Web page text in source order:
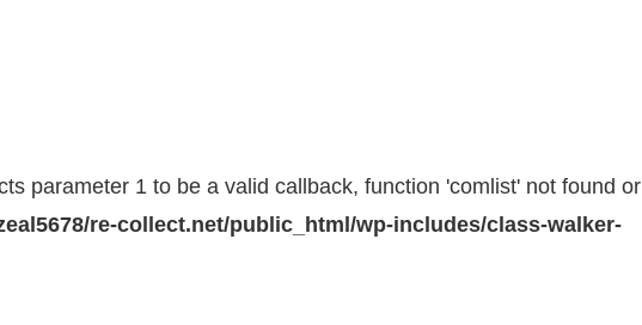
parameter 1 to be a valid callback, function 'comlist' not found or
re-collect.net/public_html/wp-includes/class-walker-